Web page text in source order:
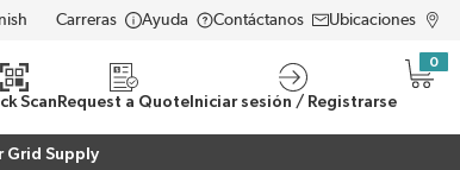
Carreras Ayuda Contáctanos Ubicaciones
Scan Request a Quote Iniciar sesión / Registrarse
0
{0}
Grid Supply